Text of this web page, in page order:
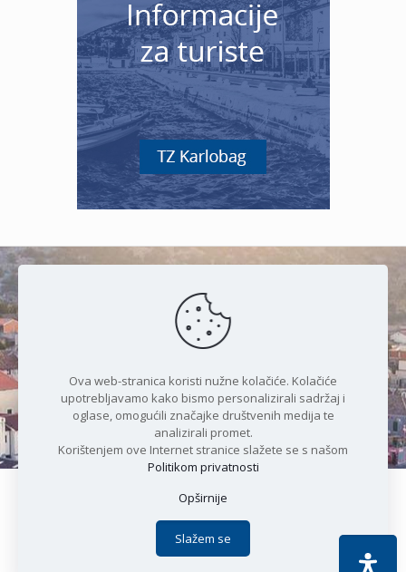
Čudesan spoj kristalnog mora i
prirode
Copyright © 2021 Općina Karlobag | Sva prava pridržana |
Politika privatnosti
Apoc IT
Ova web-stranica koristi nužne kolačiće. Kolačiće
upotrebljavamo kako bismo personalizirali sadržaj i
oglase, omogućili značajke društvenih medija te
analizirali promet.
Korištenjem ove Internet stranice slažete se s našom
Politikom privatnosti
Opširnije
Slažem se